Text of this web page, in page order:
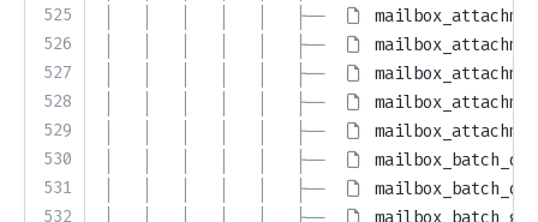
525
526
527
528
529
530
531
532
│   │   │   │   │   ├──
│   │   │   │   │   ├──
│   │   │   │   │   ├──
│   │   │   │   │   ├──
│   │   │   │   │   ├──
│   │   │   │   │   ├──
│   │   │   │   │   ├──